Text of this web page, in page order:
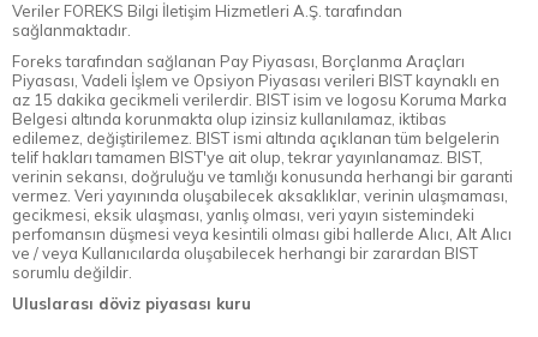
Veriler FOREKS Bilgi İletişim Hizmetleri A.Ş. tarafından
sağlanmaktadır.
Foreks tarafından sağlanan Pay Piyasası, Borçlanma Araçları
Piyasası, Vadeli İşlem ve Opsiyon Piyasası verileri BIST kaynaklı en
az 15 dakika gecikmeli verilerdir. BIST isim ve logosu Koruma Marka
Belgesi altında korunmakta olup izinsiz kullanılamaz, iktibas
edilemez, değiştirilemez. BIST ismi altında açıklanan tüm belgelerin
telif hakları tamamen BIST'ye ait olup, tekrar yayınlanamaz. BIST,
verinin sekansı, doğruluğu ve tamlığı konusunda herhangi bir garanti
vermez. Veri yayınında oluşabilecek aksaklıklar, verinin ulaşmaması,
gecikmesi, eksik ulaşması, yanlış olması, veri yayın sistemindeki
perfomansın düşmesi veya kesintili olması gibi hallerde Alıcı, Alt Alıcı
ve / veya Kullanıcılarda oluşabilecek herhangi bir zarardan BIST
sorumlu değildir.
Uluslarası döviz piyasası kuru